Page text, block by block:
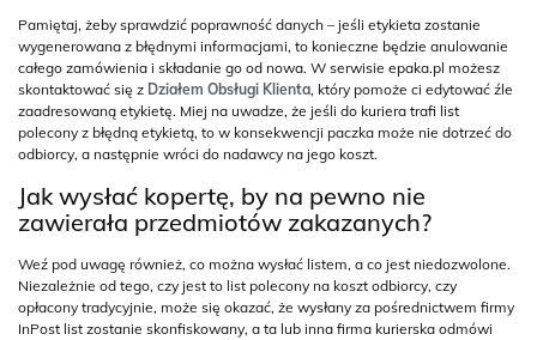
Pamiętaj, żeby sprawdzić poprawność danych – jeśli etykieta zostanie
wygenerowana z błędnymi informacjami, to konieczne będzie anulowanie
całego zamówienia i składanie go od nowa. W serwisie epaka.pl możesz
skontaktować się z Działem Obsługi Klienta, który pomoże ci edytować źle
zaadresowaną etykietę. Miej na uwadze, że jeśli do kuriera trafi list
polecony z błędną etykietą, to w konsekwencji paczka może nie dotrzeć do
odbiorcy, a następnie wróci do nadawcy na jego koszt.
Jak wysłać kopertę, by na pewno nie
zawierała przedmiotów zakazanych?
Weź pod uwagę również, co można wysłać listem, a co jest niedozwolone.
Niezależnie od tego, czy jest to list polecony na koszt odbiorcy, czy
opłacony tradycyjnie, może się okazać, że wysłany za pośrednictwem firmy
InPost list zostanie skonfiskowany, a ta lub inna firma kurierska odmówi